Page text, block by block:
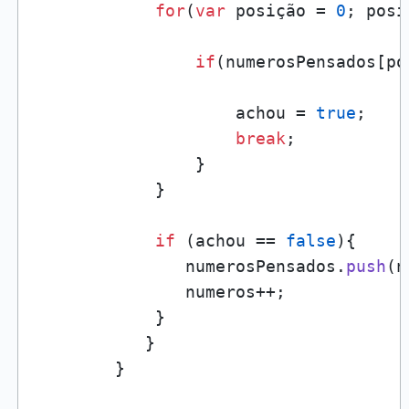
for(var posição = 0 ;
if
                    achou =
true ;
break ;
                }
            }
if (achou == false){
               numerosPensados.
push
               numeros++;
            }
           }
        }